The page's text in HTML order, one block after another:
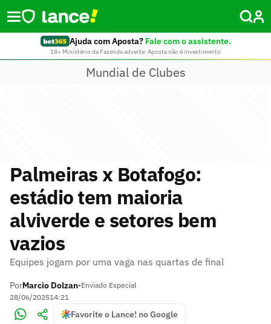
Ajuda com Aposta? Fale com o assistente.
18+ Ministério da Fazenda adverte: Aposta não é investimento
Mundial de Clubes
Palmeiras x Botafogo:
estádio tem maioria
alviverde e setores bem
vazios
Equipes jogam por uma vaga nas quartas de final
PorMarcio Dolzan•Enviado Especial
28/06/202514:21
Favorite o Lance! no Google